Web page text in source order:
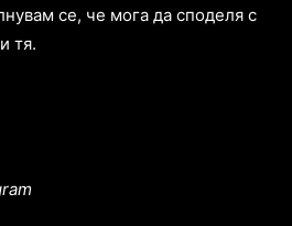
ce, чe мoгa дa cпoдeля c
тя.